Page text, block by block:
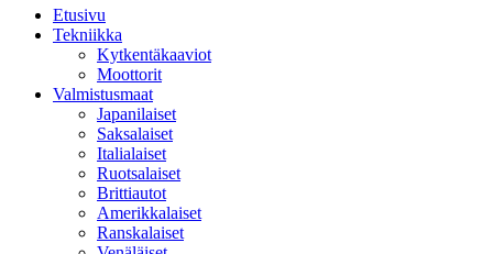
Etusivu
Tekniikka
Kytkentäkaaviot
Moottorit
Valmistusmaat
Japanilaiset
Saksalaiset
Italialaiset
Ruotsalaiset
Brittiautot
Amerikkalaiset
Ranskalaiset